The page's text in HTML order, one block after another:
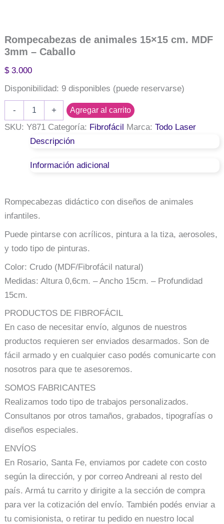
Rompecabezas de animales 15×15 cm. MDF
3mm – Caballo
$3.000
Disponibilidad: 9 disponibles (puede reservarse)
-
animales
+ Agregar al carrito
SKU:Y871 Categoría: Fibrofácil Marca:Todo Laser
Descripción
Información adicional
Rompecabezas didáctico con diseños de animales
infantiles.
Puede pintarse con acrílicos, pintura a la tiza, aerosoles,
y todo tipo de pinturas.
Color: Crudo (MDF/Fibrofácil natural)
Medidas: Altura 0,6cm. – Ancho 15cm. – Profundidad
15cm.
PRODUCTOS DE FIBROFÁCIL
En caso de necesitar envío, algunos de nuestros
productos requieren ser enviados desarmados. Son de
fácil armado y en cualquier caso podés comunicarte con
nosotros para que te asesoremos.
SOMOS FABRICANTES
Realizamos todo tipo de trabajos personalizados.
Consultanos por otros tamaños, grabados, tipografías o
diseños especiales.
ENVÍOS
En Rosario, Santa Fe, enviamos por cadete con costo
según la dirección, y por correo Andreani al resto del
país. Armá tu carrito y dirigite a la sección de compra
para ver la cotización del envío. También podés enviar a
tu comisionista, o retirar tu pedido en nuestro local